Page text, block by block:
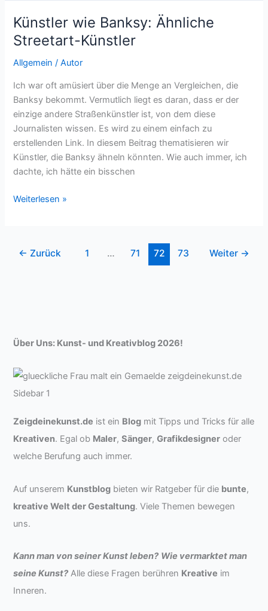
ein
guter
Künstler?
Künstler wie Banksy: Ähnliche
Streetart-Künstler
Allgemein /Autor
Ich war oft amüsiert über die Menge an Vergleichen, die
Banksy bekommt. Vermutlich liegt es daran, dass er der
einzige andere Straßenkünstler ist, von dem diese
Journalisten wissen. Es wird zu einem einfach zu
erstellenden Link. In diesem Beitrag thematisieren wir
Künstler, die Banksy ähneln könnten. Wie auch immer, ich
dachte, ich hätte ein bisschen
Künstler
Streetart-
Weiterlesen »
← Zurück 1 … 71 72 73 Weiter →
Über Uns: Kunst- und Kreativblog 2026!
Zeigdeinekunst.de ist ein Blog mit Tipps und Tricks für alle
Kreativen. Egal ob Maler,Sänger,Grafikdesigner oder
welche Berufung auch immer.
Auf unserem Kunstblog bieten wir Ratgeber für die bunte,
kreative Welt der Gestaltung. Viele Themen bewegen
uns.
Kann man von seiner Kunst leben? Wie vermarktet man
seine Kunst? Alle diese Fragen berühren Kreative im
Inneren.